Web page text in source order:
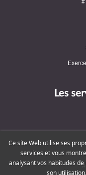
Les
Ce site Web utilise ses
services et vous
analysant vos habitudes
son